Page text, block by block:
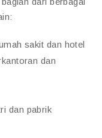
sakit dan hotel
dan
dan pabrik